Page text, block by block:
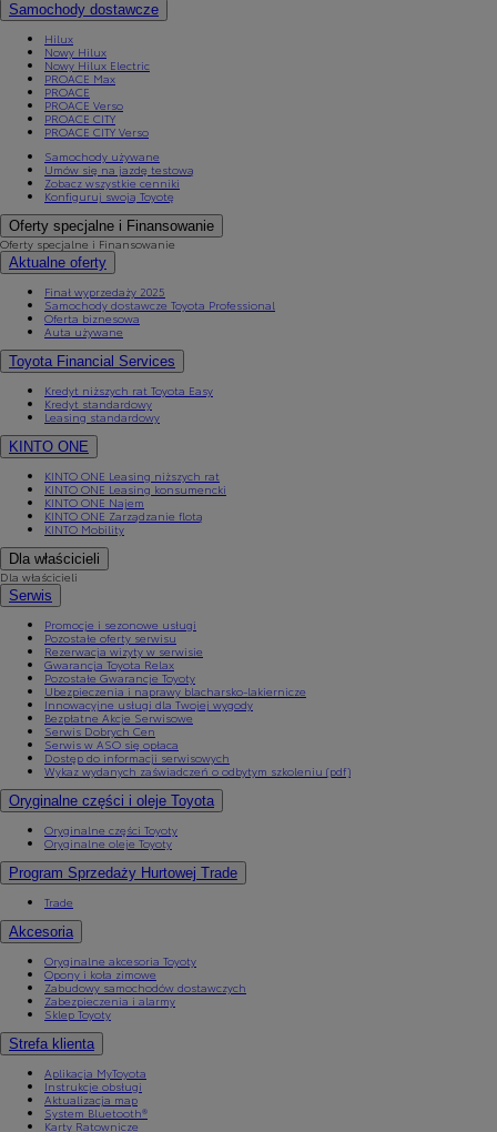
Samochody dostawcze
Hilux
Nowy Hilux
Nowy Hilux Electric
PROACE Max
PROACE
PROACE Verso
PROACE CITY
PROACE CITY Verso
Samochody używane
Umów się na jazdę testową
Zobacz wszystkie cenniki
Konfiguruj swoją Toyotę
Oferty specjalne i Finansowanie
Oferty specjalne i Finansowanie
Aktualne oferty
Finał wyprzedaży 2025
Samochody dostawcze Toyota Professional
Oferta biznesowa
Auta używane
Toyota Financial Services
Kredyt niższych rat Toyota Easy
Kredyt standardowy
Leasing standardowy
KINTO ONE
KINTO ONE Leasing niższych rat
KINTO ONE Leasing konsumencki
KINTO ONE Najem
KINTO ONE Zarządzanie flotą
KINTO Mobility
Dla właścicieli
Dla właścicieli
Serwis
Promocje i sezonowe usługi
Pozostałe oferty serwisu
Rezerwacja wizyty w serwisie
Gwarancja Toyota Relax
Pozostałe Gwarancje Toyoty
Ubezpieczenia i naprawy blacharsko-lakiernicze
Innowacyjne usługi dla Twojej wygody
Bezpłatne Akcje Serwisowe
Serwis Dobrych Cen
Serwis w ASO się opłaca
Dostęp do informacji serwisowych
Wykaz wydanych zaświadczeń o odbytym szkoleniu (pdf)
Oryginalne części i oleje Toyota
Oryginalne części Toyoty
Oryginalne oleje Toyoty
Program Sprzedaży Hurtowej Trade
Trade
Akcesoria
Oryginalne akcesoria Toyoty
Opony i koła zimowe
Zabudowy samochodów dostawczych
Zabezpieczenia i alarmy
Sklep Toyoty
Strefa klienta
Aplikacja MyToyota
Instrukcje obsługi
Aktualizacja map
System Bluetooth®
Karty Ratownicze